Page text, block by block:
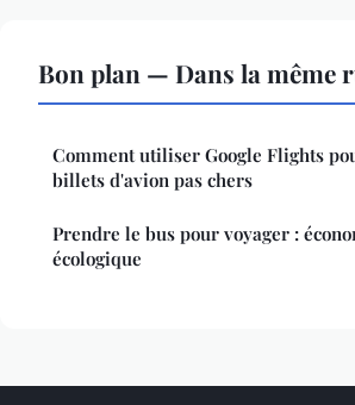
Bon plan — Dans la même
Comment utiliser Google Flights
billets d'avion pas chers
Prendre le bus pour voyager :
écologique